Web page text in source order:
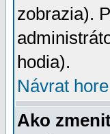
zobrazia).
hodia).
Návrat hore
Ako